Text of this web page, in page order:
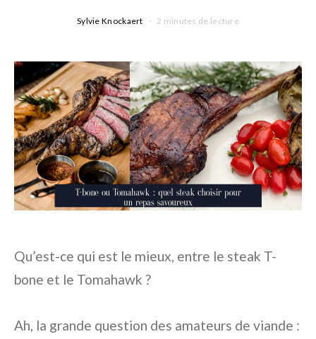
Sylvie Knockaert 2 minutes de lecture
Qu’est-ce qui est le mieux, entre le steak T-
bone et le Tomahawk ?
Ah, la grande question des amateurs de viande :